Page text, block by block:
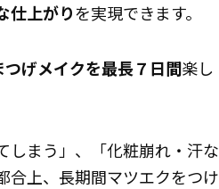
仕上がりを実現できます。
げメイクを最長７日間楽し
しまう」、「化粧崩れ・汗な
合上、長期間マツエクをつけ